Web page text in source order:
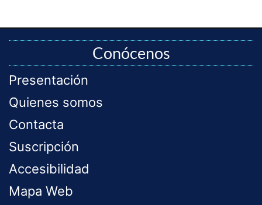
Conócenos
Presentación
Quienes somos
Contacta
Suscripción
Accesibilidad
Mapa Web